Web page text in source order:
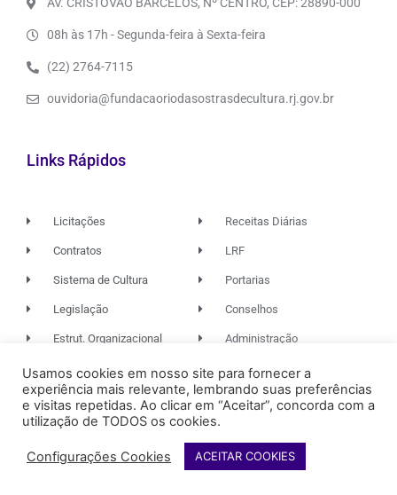
AV. CRISTÓVÃO BARCELOS, Nº CENTRO, CEP: 28890-000
08h às 17h - Segunda-feira à Sexta-feira
(22) 2764-7115
ouvidoria@fundacaoriodasostrasdecultura.rj.gov.br
Links Rápidos
Licitações
Contratos
Sistema de Cultura
Legislação
Estrut. Organizacional
Receitas Diárias
LRF
Portarias
Conselhos
Administração
© 2026. TODOS OS DIREITOS RESERVADOS.
Usamos cookies em nosso site para fornecer a
experiência mais relevante, lembrando suas preferências
e visitas repetidas. Ao clicar em “Aceitar”, concorda com a
utilização de TODOS os cookies.
Configurações Cookies ACEITAR COOKIES